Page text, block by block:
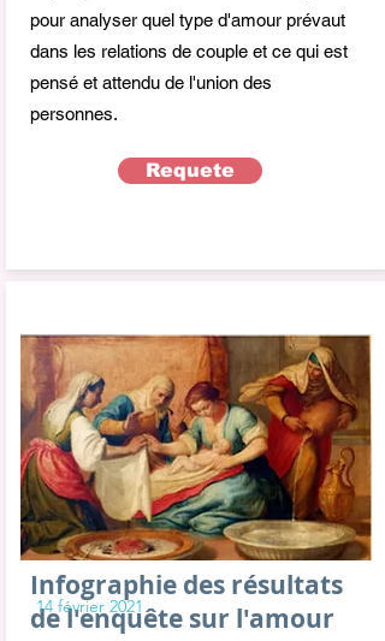
pour analyser quel type d'amour prévaut
dans les relations de couple et ce qui est
pensé et attendu de l'union des
personnes.
Requete
Infographie des résultats
de l'enquête sur l'amour
14 février 2021